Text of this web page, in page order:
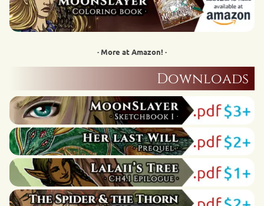
· More at Amazon! ·
Downloads